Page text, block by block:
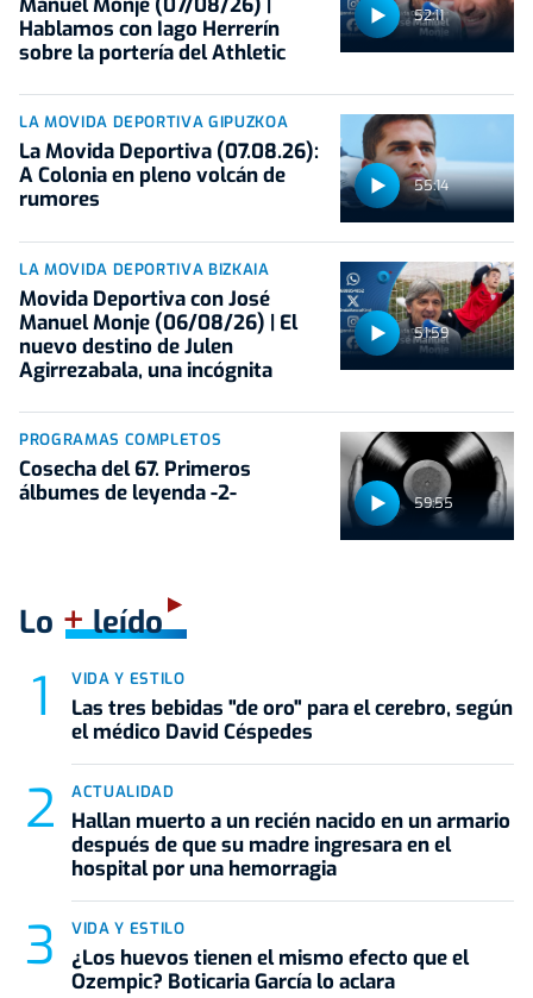
52:11
Hablamos con Iago Herrerín
sobre la portería del Athletic
55:14
LA MOVIDA DEPORTIVA GIPUZKOA
La Movida Deportiva (07.08.26):
A Colonia en pleno volcán de
rumores
51:59
LA MOVIDA DEPORTIVA BIZKAIA
Movida Deportiva con José
Manuel Monje (06/08/26) | El
nuevo destino de Julen
Agirrezabala, una incógnita
59:55
PROGRAMAS COMPLETOS
Cosecha del 67. Primeros
álbumes de leyenda -2-
Lo +leído
VIDA Y ESTILO
Las tres bebidas "de oro" para el cerebro, según
el médico David Céspedes
ACTUALIDAD
Hallan muerto a un recién nacido en un armario
después de que su madre ingresara en el
hospital por una hemorragia
VIDA Y ESTILO
¿Los huevos tienen el mismo efecto que el
Ozempic? Boticaria García lo aclara